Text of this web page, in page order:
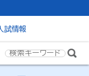
試情報